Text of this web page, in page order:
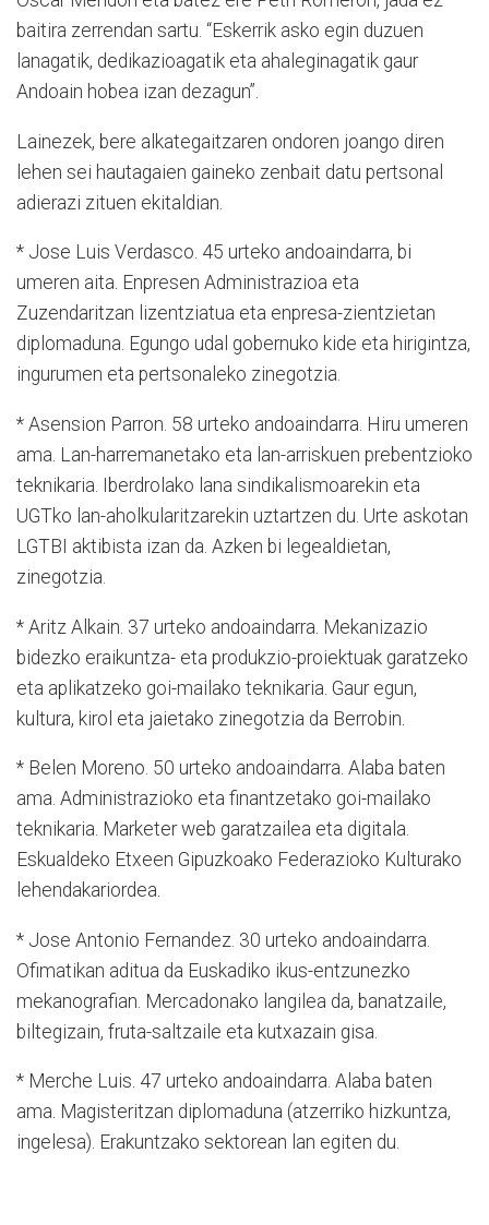
baitira zerrendan sartu. “Eskerrik asko egin duzuen
lanagatik, dedikazioagatik eta ahaleginagatik gaur
Andoain hobea izan dezagun”.
Lainezek, bere alkategaitzaren ondoren joango diren
lehen sei hautagaien gaineko zenbait datu pertsonal
adierazi zituen ekitaldian.
* Jose Luis Verdasco. 45 urteko andoaindarra, bi
umeren aita. Enpresen Administrazioa eta
Zuzendaritzan lizentziatua eta enpresa-zientzietan
diplomaduna. Egungo udal gobernuko kide eta hirigintza,
ingurumen eta pertsonaleko zinegotzia.
* Asension Parron. 58 urteko andoaindarra. Hiru umeren
ama. Lan-harremanetako eta lan-arriskuen prebentzioko
teknikaria. Iberdrolako lana sindikalismoarekin eta
UGTko lan-aholkularitzarekin uztartzen du. Urte askotan
LGTBI aktibista izan da. Azken bi legealdietan,
zinegotzia.
* Aritz Alkain. 37 urteko andoaindarra. Mekanizazio
bidezko eraikuntza- eta produkzio-proiektuak garatzeko
eta aplikatzeko goi-mailako teknikaria. Gaur egun,
kultura, kirol eta jaietako zinegotzia da Berrobin.
* Belen Moreno. 50 urteko andoaindarra. Alaba baten
ama. Administrazioko eta finantzetako goi-mailako
teknikaria. Marketer web garatzailea eta digitala.
Eskualdeko Etxeen Gipuzkoako Federazioko Kulturako
lehendakariordea.
* Jose Antonio Fernandez. 30 urteko andoaindarra.
Ofimatikan aditua da Euskadiko ikus-entzunezko
mekanografian. Mercadonako langilea da, banatzaile,
biltegizain, fruta-saltzaile eta kutxazain gisa.
* Merche Luis. 47 urteko andoaindarra. Alaba baten
ama. Magisteritzan diplomaduna (atzerriko hizkuntza,
ingelesa). Erakuntzako sektorean lan egiten du.